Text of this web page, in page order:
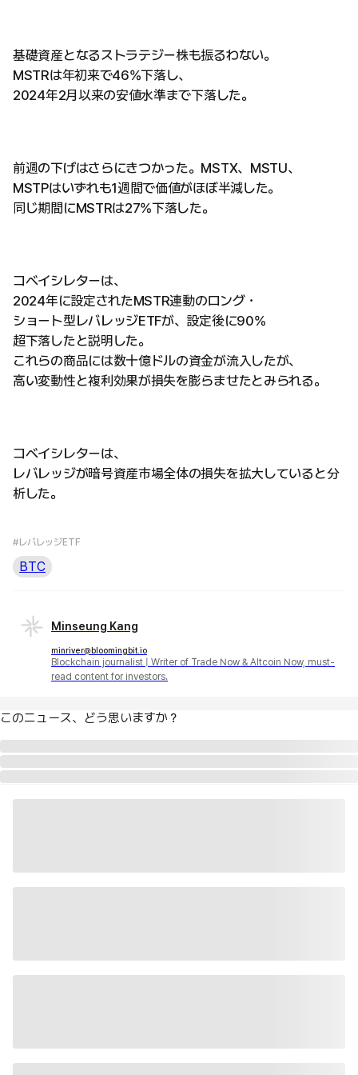
基礎資産となるストラテジー株も振るわない。
MSTRは年初来で46%下落し、
2024年2月以来の安値水準まで下落した。
前週の下げはさらにきつかった。MSTX、MSTU、
MSTPはいずれも1週間で価値がほぼ半減した。
同じ期間にMSTRは27%下落した。
コベイシレターは、
2024年に設定されたMSTR連動のロング・
ショート型レバレッジETFが、設定後に90%
超下落したと説明した。
これらの商品には数十億ドルの資金が流入したが、
高い変動性と複利効果が損失を膨らませたとみられる。
コベイシレターは、
レバレッジが暗号資産市場全体の損失を拡大していると分
析した。
#レバレッジETF
BTC
Minseung Kang
minriver@bloomingbit.io
Blockchain journalist | Writer of Trade Now & Altcoin Now, must-
read content for investors.
このニュース、どう思いますか？